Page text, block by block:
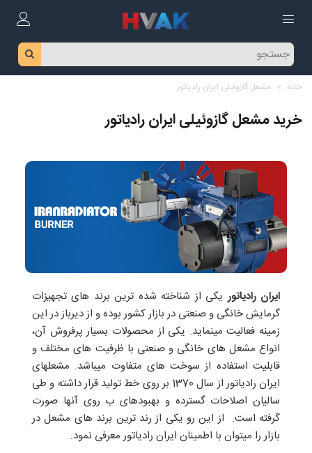
خانه > مشعل گازوئیلی ایران رادیاتور
خرید مشعل گازوئیلی ایران رادیاتور
ایران رادیاتوریکی از شناخته شده ترین برند های تجهیزات
گرمایش خانگی و صنعتی در بازار کشور بوده و از دیرباز در این
زمینه فعالیت مینماید. یکی از محصولات بسیار پرفروش آن،
انواع مشعل های خانگی و صنعتی با ظرفیت های مختلف و
قابلیت استفاده از سوخت های متفاوت میباشد. مشعلهای
ایران رادیاتور از سال 1370 بر روی خط تولید قرار داشته و طی
سالیان اصلاحات گسترده و بهبودهای ب روی آنها صورت
گرفته است. از این رو یکی از رند ترین برند های مشعل در
بازار را میتوان با اطمینان ایران رادیاتور معرفی نمود.